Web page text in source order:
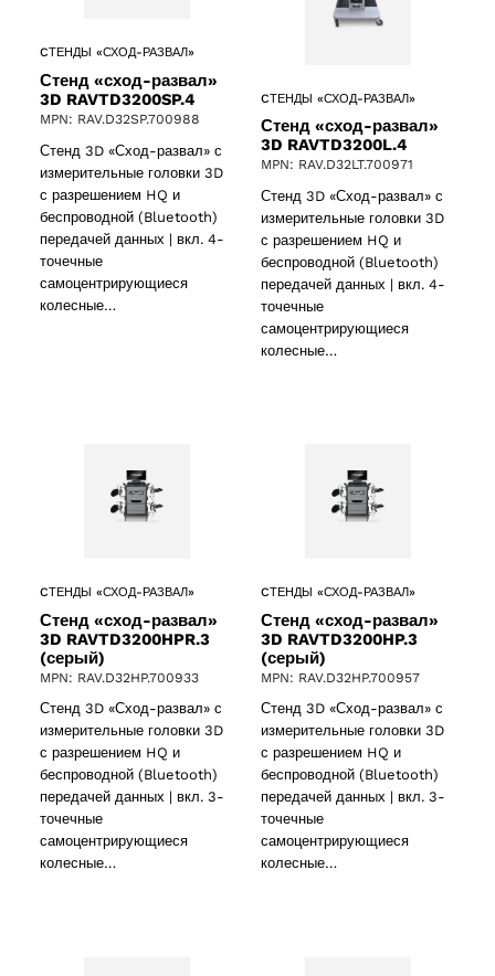
CТЕНДЫ «СХОД-РАЗВАЛ»
Стенд «сход-развал»
3D RAVTD3200SP.4
MPN: RAV.D32SP.700988
Стенд 3D «Сход-развал» с
измерительные головки 3D
с разрешением HQ и
беспроводной (Bluetooth)
передачей данных | вкл. 4-
точечные
самоцентрирующиеся
колесные…
CТЕНДЫ «СХОД-РАЗВАЛ»
Стенд «сход-развал»
3D RAVTD3200L.4
MPN: RAV.D32LT.700971
Стенд 3D «Сход-развал» с
измерительные головки 3D
с разрешением HQ и
беспроводной (Bluetooth)
передачей данных | вкл. 4-
точечные
самоцентрирующиеся
колесные…
CТЕНДЫ «СХОД-РАЗВАЛ»
Стенд «сход-развал»
3D RAVTD3200HPR.3
(серый)
MPN: RAV.D32HP.700933
Стенд 3D «Сход-развал» с
измерительные головки 3D
с разрешением HQ и
беспроводной (Bluetooth)
передачей данных | вкл. 3-
точечные
самоцентрирующиеся
колесные…
CТЕНДЫ «СХОД-РАЗВАЛ»
Стенд «сход-развал»
3D RAVTD3200HP.3
(серый)
MPN: RAV.D32HP.700957
Стенд 3D «Сход-развал» с
измерительные головки 3D
с разрешением HQ и
беспроводной (Bluetooth)
передачей данных | вкл. 3-
точечные
самоцентрирующиеся
колесные…